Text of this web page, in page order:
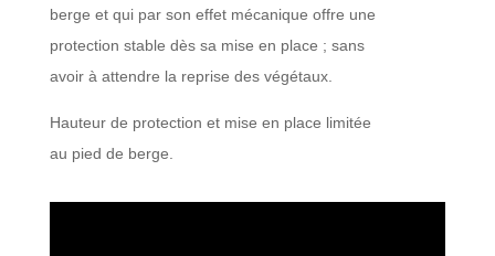
berge et qui par son effet mécanique offre une
protection stable dès sa mise en place ; sans
avoir à attendre la reprise des végétaux.
Hauteur de protection et mise en place limitée
au pied de berge.